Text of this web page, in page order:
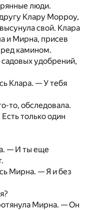
люди.
Клару Морроу,
свой. Клара
и Мирна, присев
камином.
удобрений,
Клара. — У тебя
то, обследовала.
только один
— И ты еще
Мирна. — Я и без
Мирна. — Он